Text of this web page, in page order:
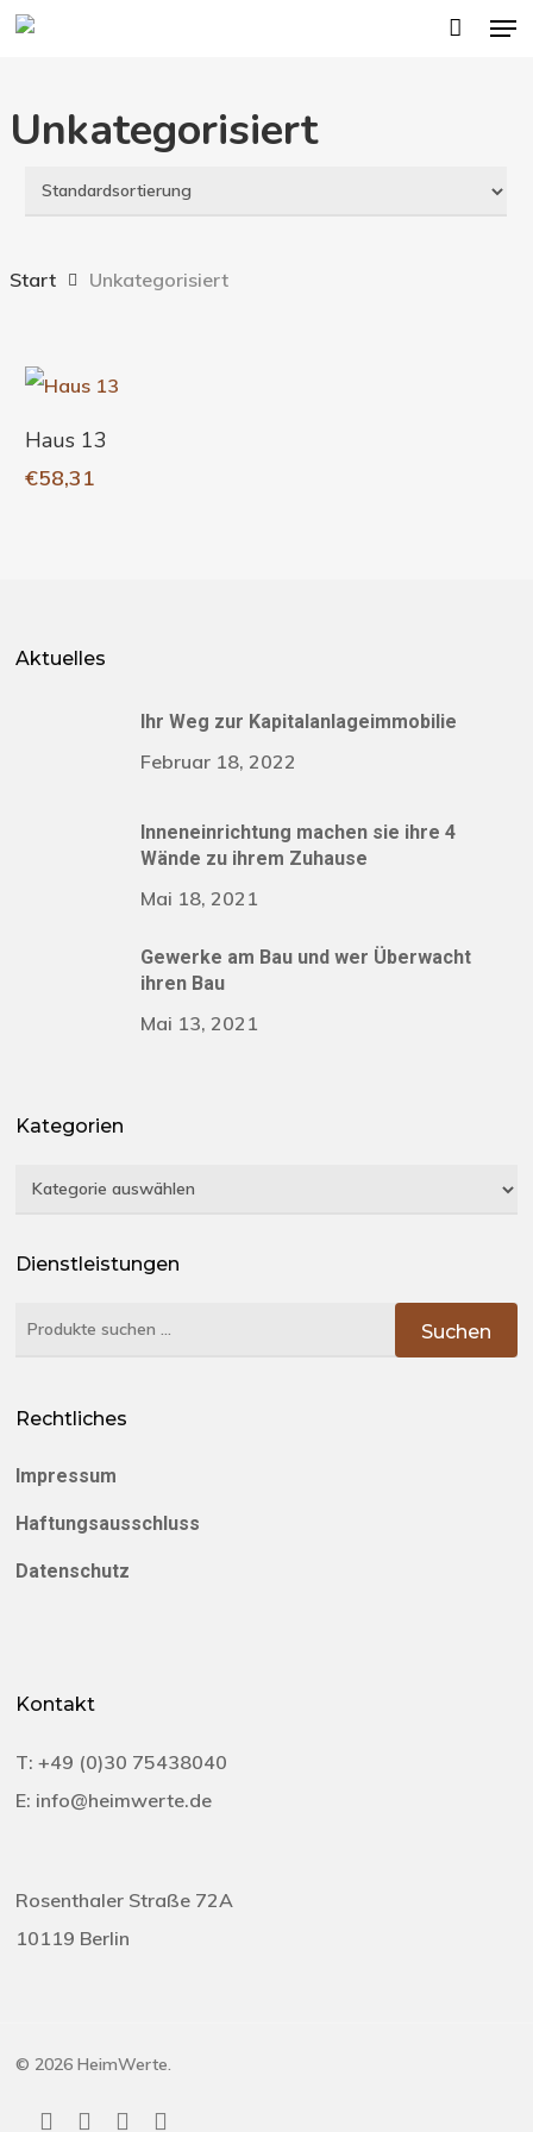
Skip
content
Unkategorisiert
Start Unkategorisiert
In Den Warenkorb
Haus 13
€58,31
Aktuelles
Ihr Weg zur Kapitalanlageimmobilie
Februar 18, 2022
Inneneinrichtung machen sie ihre 4
Wände zu ihrem Zuhause
Mai 18, 2021
Gewerke am Bau und wer Überwacht
ihren Bau
Mai 13, 2021
Kategorien
Kategorien
Dienstleistungen
Suchen
Suchen
Rechtliches
Impressum
Haftungsausschluss
Datenschutz
Kontakt
T:+49 (0)30 75438040‬
E: info@heimwerte.de
Rosenthaler Straße 72A
10119 Berlin
© 2026 HeimWerte.
twitterfacebooklinkedininstagram
email